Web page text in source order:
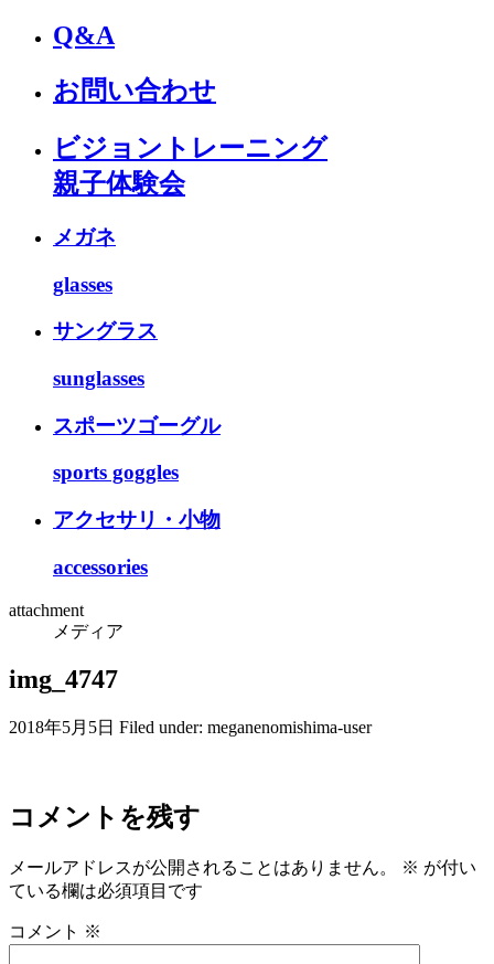
Q&A
お問い合わせ
ビジョントレーニング
親子体験会
メガネ
glasses
サングラス
sunglasses
スポーツゴーグル
sports goggles
アクセサリ・小物
accessories
attachment
メディア
img_4747
2018年5月5日 Filed under: meganenomishima-user
コメントを残す
メールアドレスが公開されることはありません。 ※ が付い
ている欄は必須項目です
コメント ※